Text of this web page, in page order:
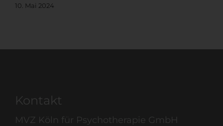
10. Mai 2024
Kontakt
MVZ Köln für Psychotherapie GmbH